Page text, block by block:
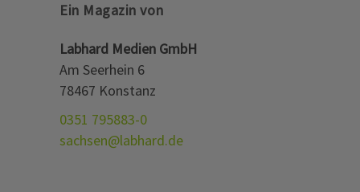
Ein Magazin von
Labhard Medien GmbH
Am Seerhein 6
78467 Konstanz
0351 795883-0
sachsen@labhard.de